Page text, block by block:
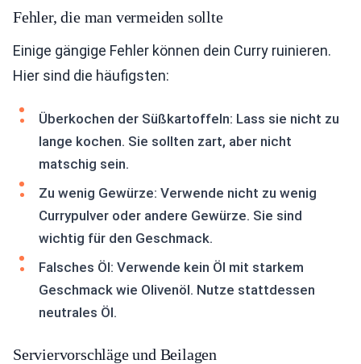
Fehler, die man vermeiden sollte
Einige gängige Fehler können dein Curry ruinieren.
Hier sind die häufigsten:
Überkochen der Süßkartoffeln: Lass sie nicht zu
lange kochen. Sie sollten zart, aber nicht
matschig sein.
Zu wenig Gewürze: Verwende nicht zu wenig
Currypulver oder andere Gewürze. Sie sind
wichtig für den Geschmack.
Falsches Öl: Verwende kein Öl mit starkem
Geschmack wie Olivenöl. Nutze stattdessen
neutrales Öl.
Serviervorschläge und Beilagen